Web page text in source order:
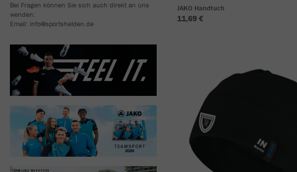
Bei Fragen können Sie sich auch direkt an uns
wenden:
Email: info@sportshelden.de
JAKO Handtuch
11,69 €